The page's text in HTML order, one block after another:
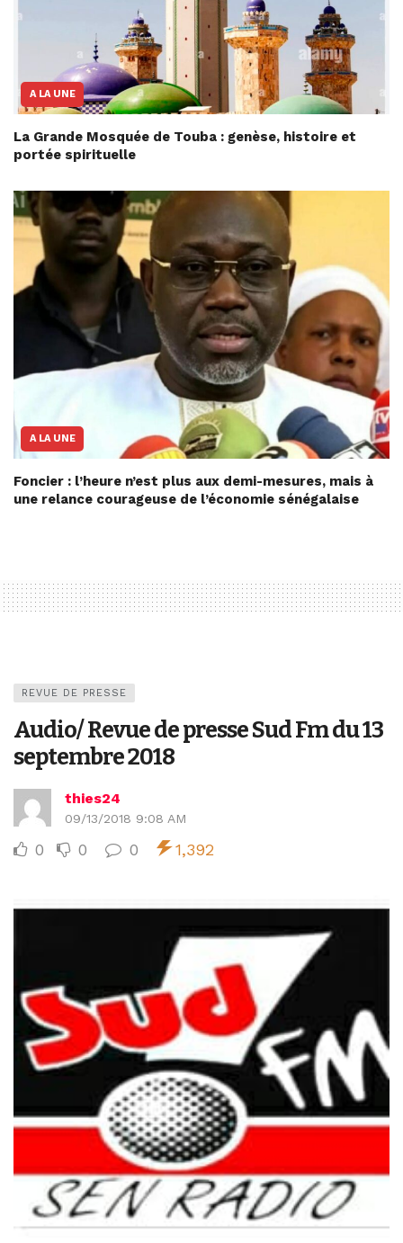
A LA UNE
La Grande Mosquée de Touba : genèse, histoire et
portée spirituelle
A LA UNE
Foncier : l’heure n’est plus aux demi-mesures, mais à
une relance courageuse de l’économie sénégalaise
REVUE DE PRESSE
Audio/ Revue de presse Sud Fm du 13
septembre 2018
thies24
09/13/2018 9:08 AM
0 0 0 1,392